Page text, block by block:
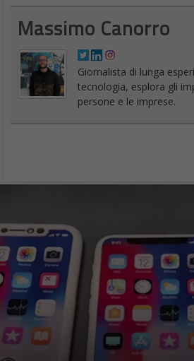
Samsung Galaxy X : rivelato il design